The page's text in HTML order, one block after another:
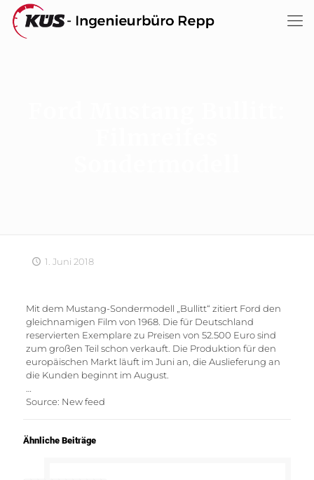
1. Juni 2018
Mit dem Mustang-Sondermodell „Bullitt“ zitiert Ford den
gleichnamigen Film von 1968. Die für Deutschland
reservierten Exemplare zu Preisen von 52.500 Euro sind
zum großen Teil schon verkauft. Die Produktion für den
europäischen Markt läuft im Juni an, die Auslieferung an
die Kunden beginnt im August.
Source: New feed
Ähnliche Beiträge